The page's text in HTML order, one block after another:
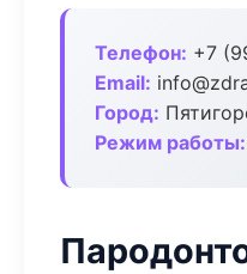
Телефон: +7
Email:
Город:
Режим работы: